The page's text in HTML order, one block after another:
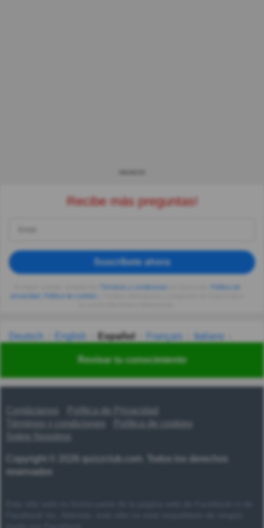
Revisar tu conocimiento
Recibe más preguntas!
Suscríbete ahora
privacidad
Deutsch English Español Français
Italiano
Українська हिन्दी 한국어 汉语
Contáctanos
Política de Privacidad
Términos y condiciones
Copyright © 2026 quizzclub.com. Todos los derechos
reservados